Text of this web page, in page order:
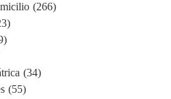
(266)
(34)
(55)